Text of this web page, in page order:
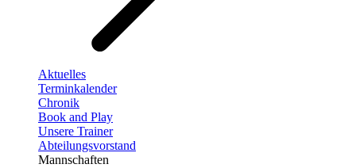
Aktuelles
Terminkalender
Chronik
Book and Play
Unsere Trainer
Abteilungsvorstand
Mannschaften